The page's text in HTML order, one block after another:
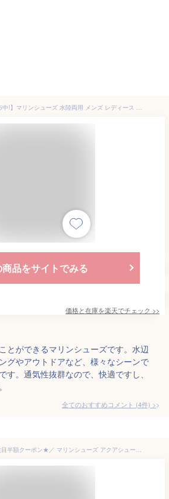
【600円クーポン配布中!】マリンシューズ 水陸両用 メンズ レディース 岩場 大人 アクアシューズ フィットネスシューズ 靴 保護 通性良い 軽量 快適 メッシュ 花柄 排水機能 ダイビング シュノーケリング 小さい 23-28cm
商品をサイトでみる
価格と在庫を楽天でチェック >>
とができるマリンシューズです。水辺
グやアウトドアなど、様々なシーンで
す。通気性抜群なので、快適ですし、
全てのおすすめコメント (4件) >
【即日発送】＼★2枚目半額クーポン★／ マリンシューズ アクアシューズ ウォーターシューズ 水遊び 靴 キッズ レディース メンズ 大人用 子供用 水陸両用 シュノーケリング フィットネスシューズ ビーチサンダル 速乾 軽量 男女兼用 7color 15~28cm